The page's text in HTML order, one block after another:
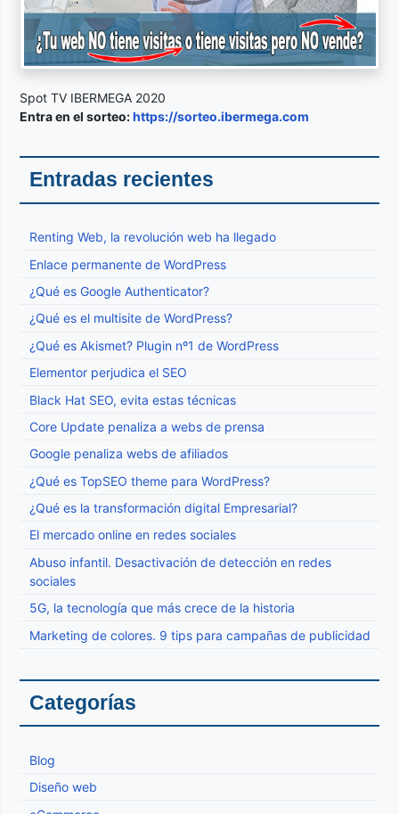
Spot TV IBERMEGA 2020
Entra en el sorteo:https://sorteo.ibermega.com
Entradas recientes
Renting Web, la revolución web ha llegado
Enlace permanente de WordPress
¿Qué es Google Authenticator?
¿Qué es el multisite de WordPress?
¿Qué es Akismet? Plugin nº1 de WordPress
Elementor perjudica el SEO
Black Hat SEO, evita estas técnicas
Core Update penaliza a webs de prensa
Google penaliza webs de afiliados
¿Qué es TopSEO theme para WordPress?
¿Qué es la transformación digital Empresarial?
El mercado online en redes sociales
Abuso infantil. Desactivación de detección en redes
sociales
5G, la tecnología que más crece de la historia
Marketing de colores. 9 tips para campañas de publicidad
Categorías
Blog
Diseño web